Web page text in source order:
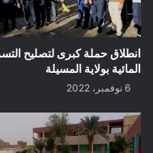
انطلاق حملة كبرى لتصليح
المائية بولاية المسيلة
6 نوفمبر، 2022